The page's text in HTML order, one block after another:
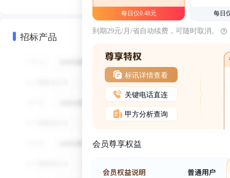
招标产品
每日仅0.48元 每日
到期29元/月/省自动续费，可随时取消。
标讯详情查看
关键电话直连
甲方分析查询
会员尊享权益